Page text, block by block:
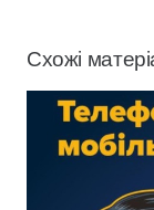
Схожі